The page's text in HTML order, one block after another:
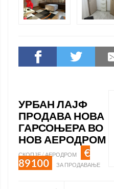
УРБАН ЛАЈФ
ПРОДАВА НОВА
ГАРСОЊЕРА ВО
НОВ АЕРОДРОМ
СКОПЈЕ / АЕРОДРОМ
€
89100
ЗА ПРОДАВАЊЕ